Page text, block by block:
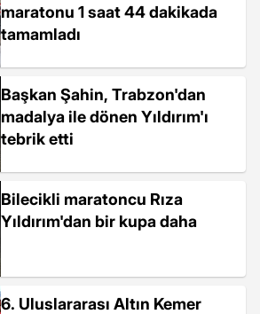
maratonu 1 saat 44 dakikada
tamamladı
Başkan Şahin, Trabzon'dan
madalya ile dönen Yıldırım'ı
tebrik etti
Bilecikli maratoncu Rıza
Yıldırım'dan bir kupa daha
6. Uluslararası Altın Kemer